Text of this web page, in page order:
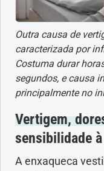
Vacinas
Vitaminas
Outra causa de
caracterizada por
Costuma durar
segundos, e causa
principalmente no
Vertigem,
sensibilidade
A enxaqueca